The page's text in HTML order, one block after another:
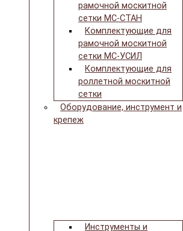
рамочной москитной
сетки МС-СТАН
Комплектующие для
рамочной москитной
сетки МС-УСИЛ
Комплектующие для
роллетной москитной
сетки
Оборудование, инструмент и
крепеж
Инструменты и